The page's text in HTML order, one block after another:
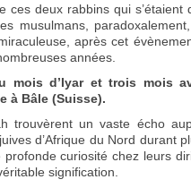
ces deux rabbins qui
musulmans,
après cet
années.
mois d’Iyar et trois mois
à Bâle (Suisse).
trouvèrent un vaste écho
d’Afrique du Nord durant
curiosité chez leurs
signification.